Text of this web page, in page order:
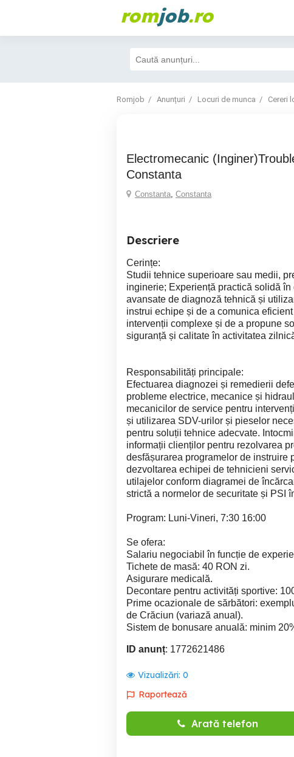
romjob.ro
Romjob Anunțuri Locuri de munca Cereri
Electromecanic (Inginer)Troubleshooter -
Constanta
Constanta, Constanta
Descriere
Cerințe:
Studii tehnice superioare sau medii,
inginerie; Experiență practică solidă
avansate de diagnoză tehnică și
instrui echipe și de a comunica
intervenții complexe și de a propune
siguranță și calitate în activitatea
Responsabilități principale:
Efectuarea diagnozei și remedierii
probleme electrice, mecanice și
mecanicilor de service pentru
și utilizarea SDV-urilor și pieselor
pentru soluții tehnice adecvate.
informații clienților pentru rezolvarea
desfășurarea programelor de instruire
dezvoltarea echipei de tehnicieni
utilajelor conform diagramei de
strictă a normelor de securitate și PSI
Program: Luni-Vineri, 7:30 16:00
Se ofera:
Salariu negociabil în funcție de
Tichete de masă: 40 RON zi.
Asigurare medicală.
Decontare pentru activități sportive:
Prime ocazionale de sărbători:
de Crăciun (variază anual).
Sistem de bonusare anuală: minim
ID anunț: 1772621486
Vizualizări: 0
Raportează
Arată telefon